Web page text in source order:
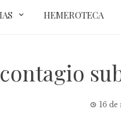
HEMEROTECA
16